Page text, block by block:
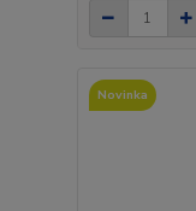
Novinka